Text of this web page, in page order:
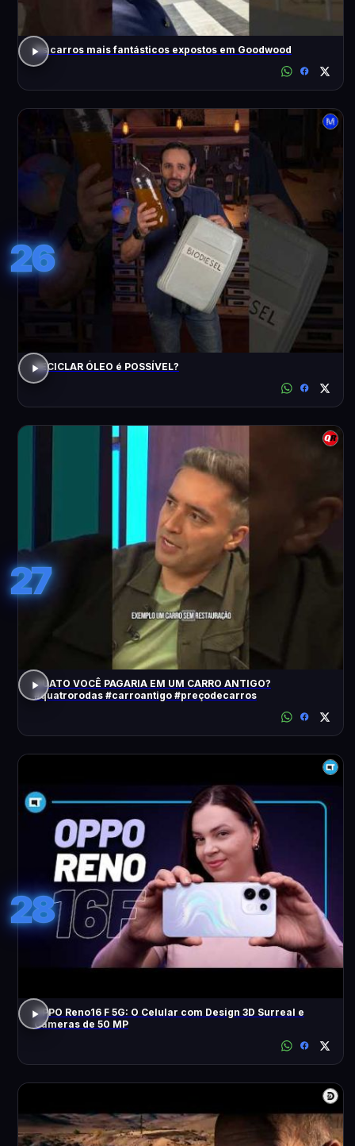
Os carros mais fantásticos expostos em Goodwood
26
RECICLAR ÓLEO é POSSÍVEL?
27
QUATO VOCÊ PAGARIA EM UM CARRO ANTIGO?
#quatrorodas #carroantigo #preçodecarros
28
OPPO Reno16 F 5G: O Celular com Design 3D Surreal e
Câmeras de 50 MP